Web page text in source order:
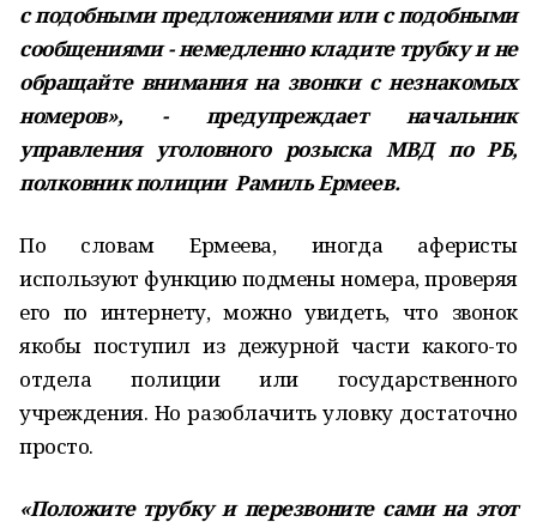
с подобными предложениями или с подобными
сообщениями - немедленно кладите трубку и не
обращайте внимания на звонки с незнакомых
номеров», - предупреждает начальник
управления уголовного розыска МВД по РБ,
полковник полиции Рамиль Ермеев.
По словам Ермеева, иногда аферисты
используют функцию подмены номера, проверяя
его по интернету, можно увидеть, что звонок
якобы поступил из дежурной части какого-то
отдела полиции или государственного
учреждения. Но разоблачить уловку достаточно
просто.
«Положите трубку и перезвоните сами на этот